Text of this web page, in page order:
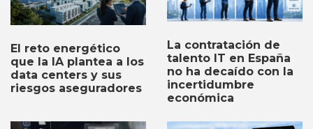
El reto energético
que la IA plantea a los
data centers y sus
riesgos aseguradores
La contratación de
talento IT en España
no ha decaído con la
incertidumbre
económica